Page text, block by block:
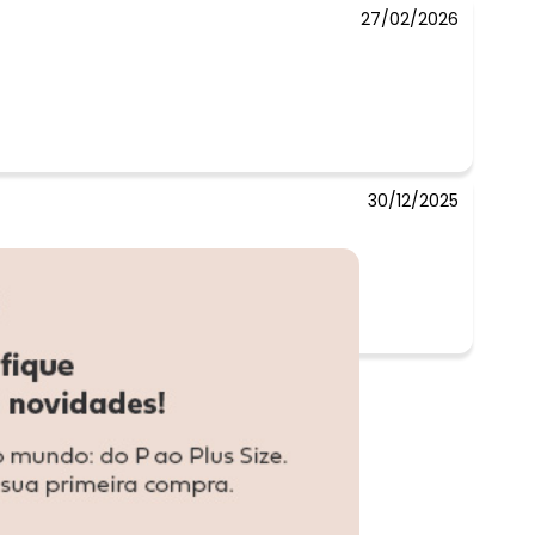
27/02/2026
30/12/2025